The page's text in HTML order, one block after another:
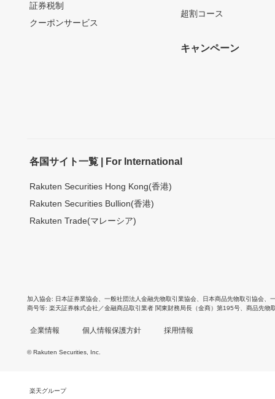
証券税制
クーポンサービス
超割コース
キャンペーン
各国サイト一覧 | For International
Rakuten Securities Hong Kong(香港)
Rakuten Securities Bullion(香港)
Rakuten Trade(マレーシア)
加入協会 日本証券業協会 一般社団法人金融先物取引業協会 日本商品先物取引協会
商号等 楽天証券株式会社／金融商品取引業者 関東財務局長（金商）第195号、商品先物
企業情報 個人情報保護方針 採用情報
© Rakuten Securities, Inc.
楽天グループ